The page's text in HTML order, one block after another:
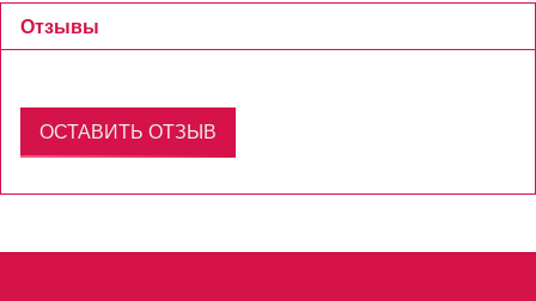
Отзывы
ОСТАВИТЬ ОТЗЫВ